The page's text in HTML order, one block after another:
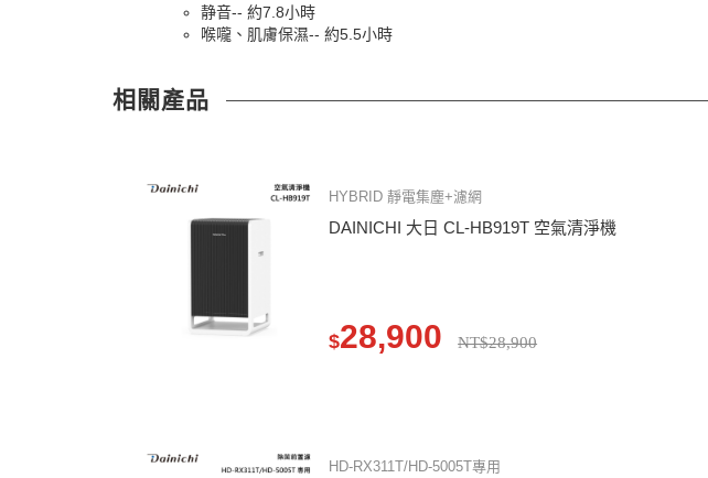
静音-- 約7.8小時
喉嚨、肌膚保濕-- 約5.5小時
相關產品
HYBRID 靜電集塵+濾網
DAINICHI 大日 CL-HB919T 空氣清淨機
$28,900 NT$28,900
HD-RX311T/HD-5005T專用